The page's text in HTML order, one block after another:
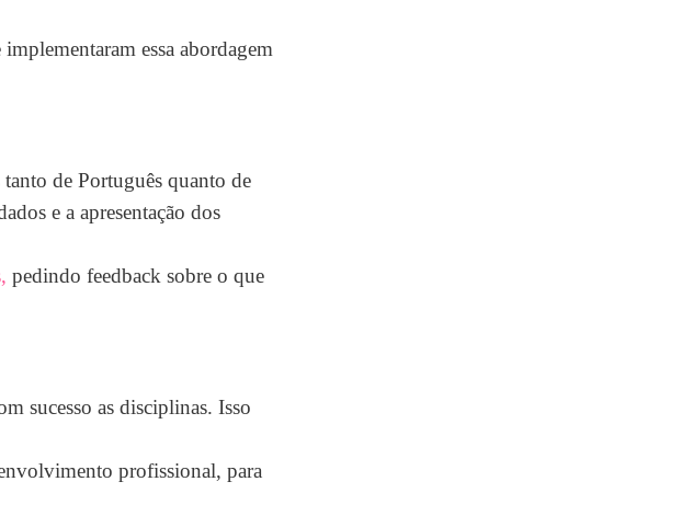
essa abordagem
de Português quanto de
e a apresentação dos
pedindo feedback sobre o que
sucesso as disciplinas. Isso
profissional, para